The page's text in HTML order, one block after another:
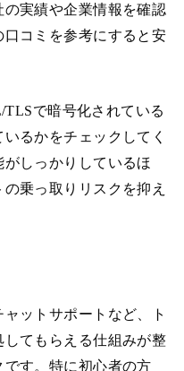
実績や企業情報を確認
コミを参考にすると安
で暗号化されている
るかをチェックしてく
しっかりしているほ
乗っ取りリスクを抑え
ットサポートなど、ト
てもらえる仕組みが整
す。特に初心者の方